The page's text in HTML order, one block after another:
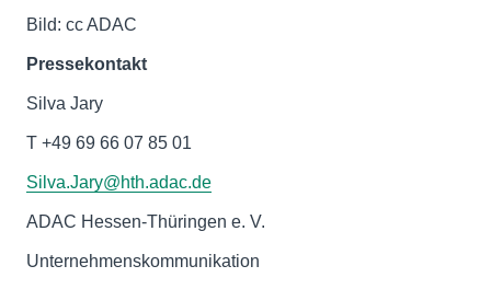
Bild: cc ADAC
Pressekontakt
Silva Jary
T +49 69 66 07 85 01
Silva.Jary@hth.adac.de
ADAC Hessen-Thüringen e. V.
Unternehmenskommunikation